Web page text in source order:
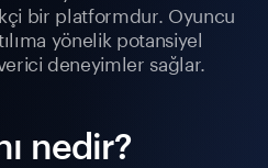
bir platformdur. Oyuncu
yönelik potansiyel
deneyimler sağlar.
nedir?